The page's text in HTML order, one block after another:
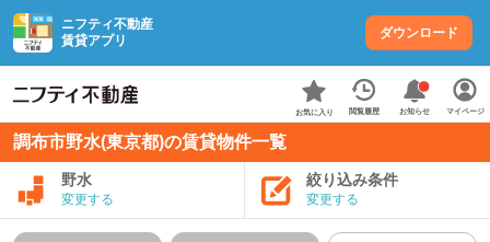
ニフティ不動産
賃貸アプリ
ダウンロード
お気に入り 閲覧履歴 お知らせ マイページ
調布市野水(東京都)の賃貸物件一覧
野水
変更する
絞り込み条件
変更する